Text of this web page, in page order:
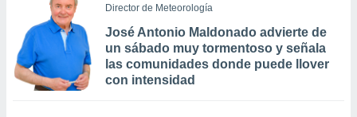
Director de Meteorología
José Antonio Maldonado advierte de
un sábado muy tormentoso y señala
las comunidades donde puede llover
con intensidad